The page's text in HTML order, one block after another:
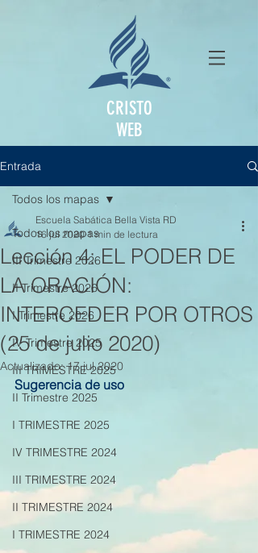
CRISTO
WEB
Entrada
Todos los mapas
III Trimestre 2026
II Trimestre 2026
I Trimestre 2026
IV Trimestre 2025
III TRIMESTRE 2025
II Trimestre 2025
I TRIMESTRE 2025
IV TRIMESTRE 2024
III TRIMESTRE 2024
II TRIMESTRE 2024
I TRIMESTRE 2024
Todos los mapas
Lección 4: EL PODER DE
LA ORACIÓN:
INTERCEDER POR OTROS
(25 de julio 2020)
Escuela Sabática Bella Vista RD
16 jul 2020 1 min de lectura
Actualizado:17 jul 2020
Sugerencia de uso